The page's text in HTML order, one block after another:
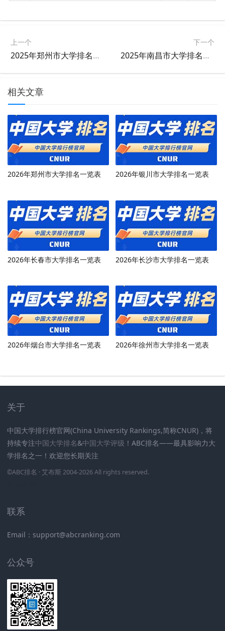
上一个
2025年郑州市大学排名一览表
下一个
2025年南昌市大学排名一览表
相关文章
2026年郑州市大学排名一览表 2026年银川市大学排名一览表
2026年长春市大学排名一览表 2026年长沙市大学排名一览表
2026年烟台市大学排名一览表 2026年徐州市大学排名一览表
关于
中国大学排行榜官网(China University Rankings,简称CNUR)，将
持续专注中国大学排名&中国大学评级 ！ABC排名——最具影响力大
学排名之一！欢迎您长期关注
©ABC排名 · 艾布斯 2004-2026 All rights reserved.
联系
Email：support@abcranking.com
公众号